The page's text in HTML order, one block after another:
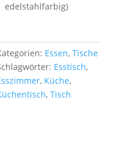
edelstahlfarbig)
Essen,Tische
Esstisch,
, Küche,
,Tisch